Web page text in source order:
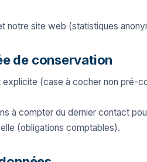
notre site web (statistiques
de conservation
(case à cocher non pré-
à compter du dernier contact
(obligations comptables).